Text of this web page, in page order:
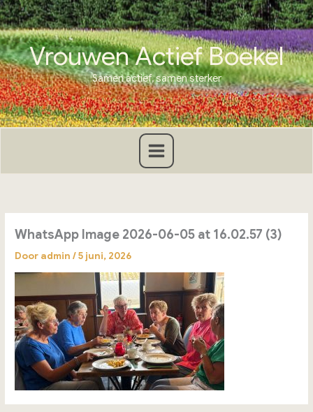
Ga
naar
de
inhoudVrouwen Actief Boekel
Samen actief, samen sterker
WhatsApp Image 2026-06-05 at 16.02.57 (3)
Door admin/5 juni, 2026